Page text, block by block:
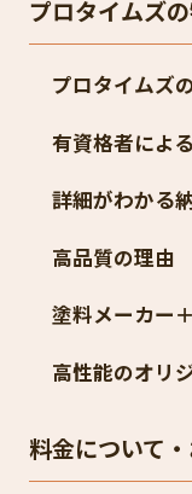
プロタイムズ
プロタイムズ
有資格者によ
詳細がわかる
高品質の理由
塗料メーカー
高性能のオリ
料金について